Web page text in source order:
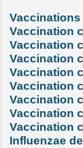
Vaccination
Vaccination
Vaccination
Vaccination
Vaccination
Vaccination
Vaccination
Vaccination
Influenzae